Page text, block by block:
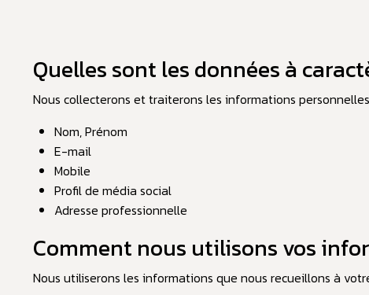
Quelles sont les données à
Nous collecterons et traiterons les informations
Nom, Prénom
E-mail
Mobile
Profil de média social
Adresse professionnelle
Comment nous utilisons vos
Nous utiliserons les informations que nous recueillons à